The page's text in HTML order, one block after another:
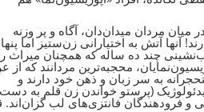
میان مردان میدان‌دان، آگاه و پر وزنه
آتش به اختیارانی زن‌ستیز اما
چند ده ساله که همچنان میراث
محجبه‌ترین مردانند که از
به سر زبان و ذهن خود دارند و
(پرستو خواندن زن قلم‌ به
و فرودهندگان فانتزی‌های لب گزان‌اند.